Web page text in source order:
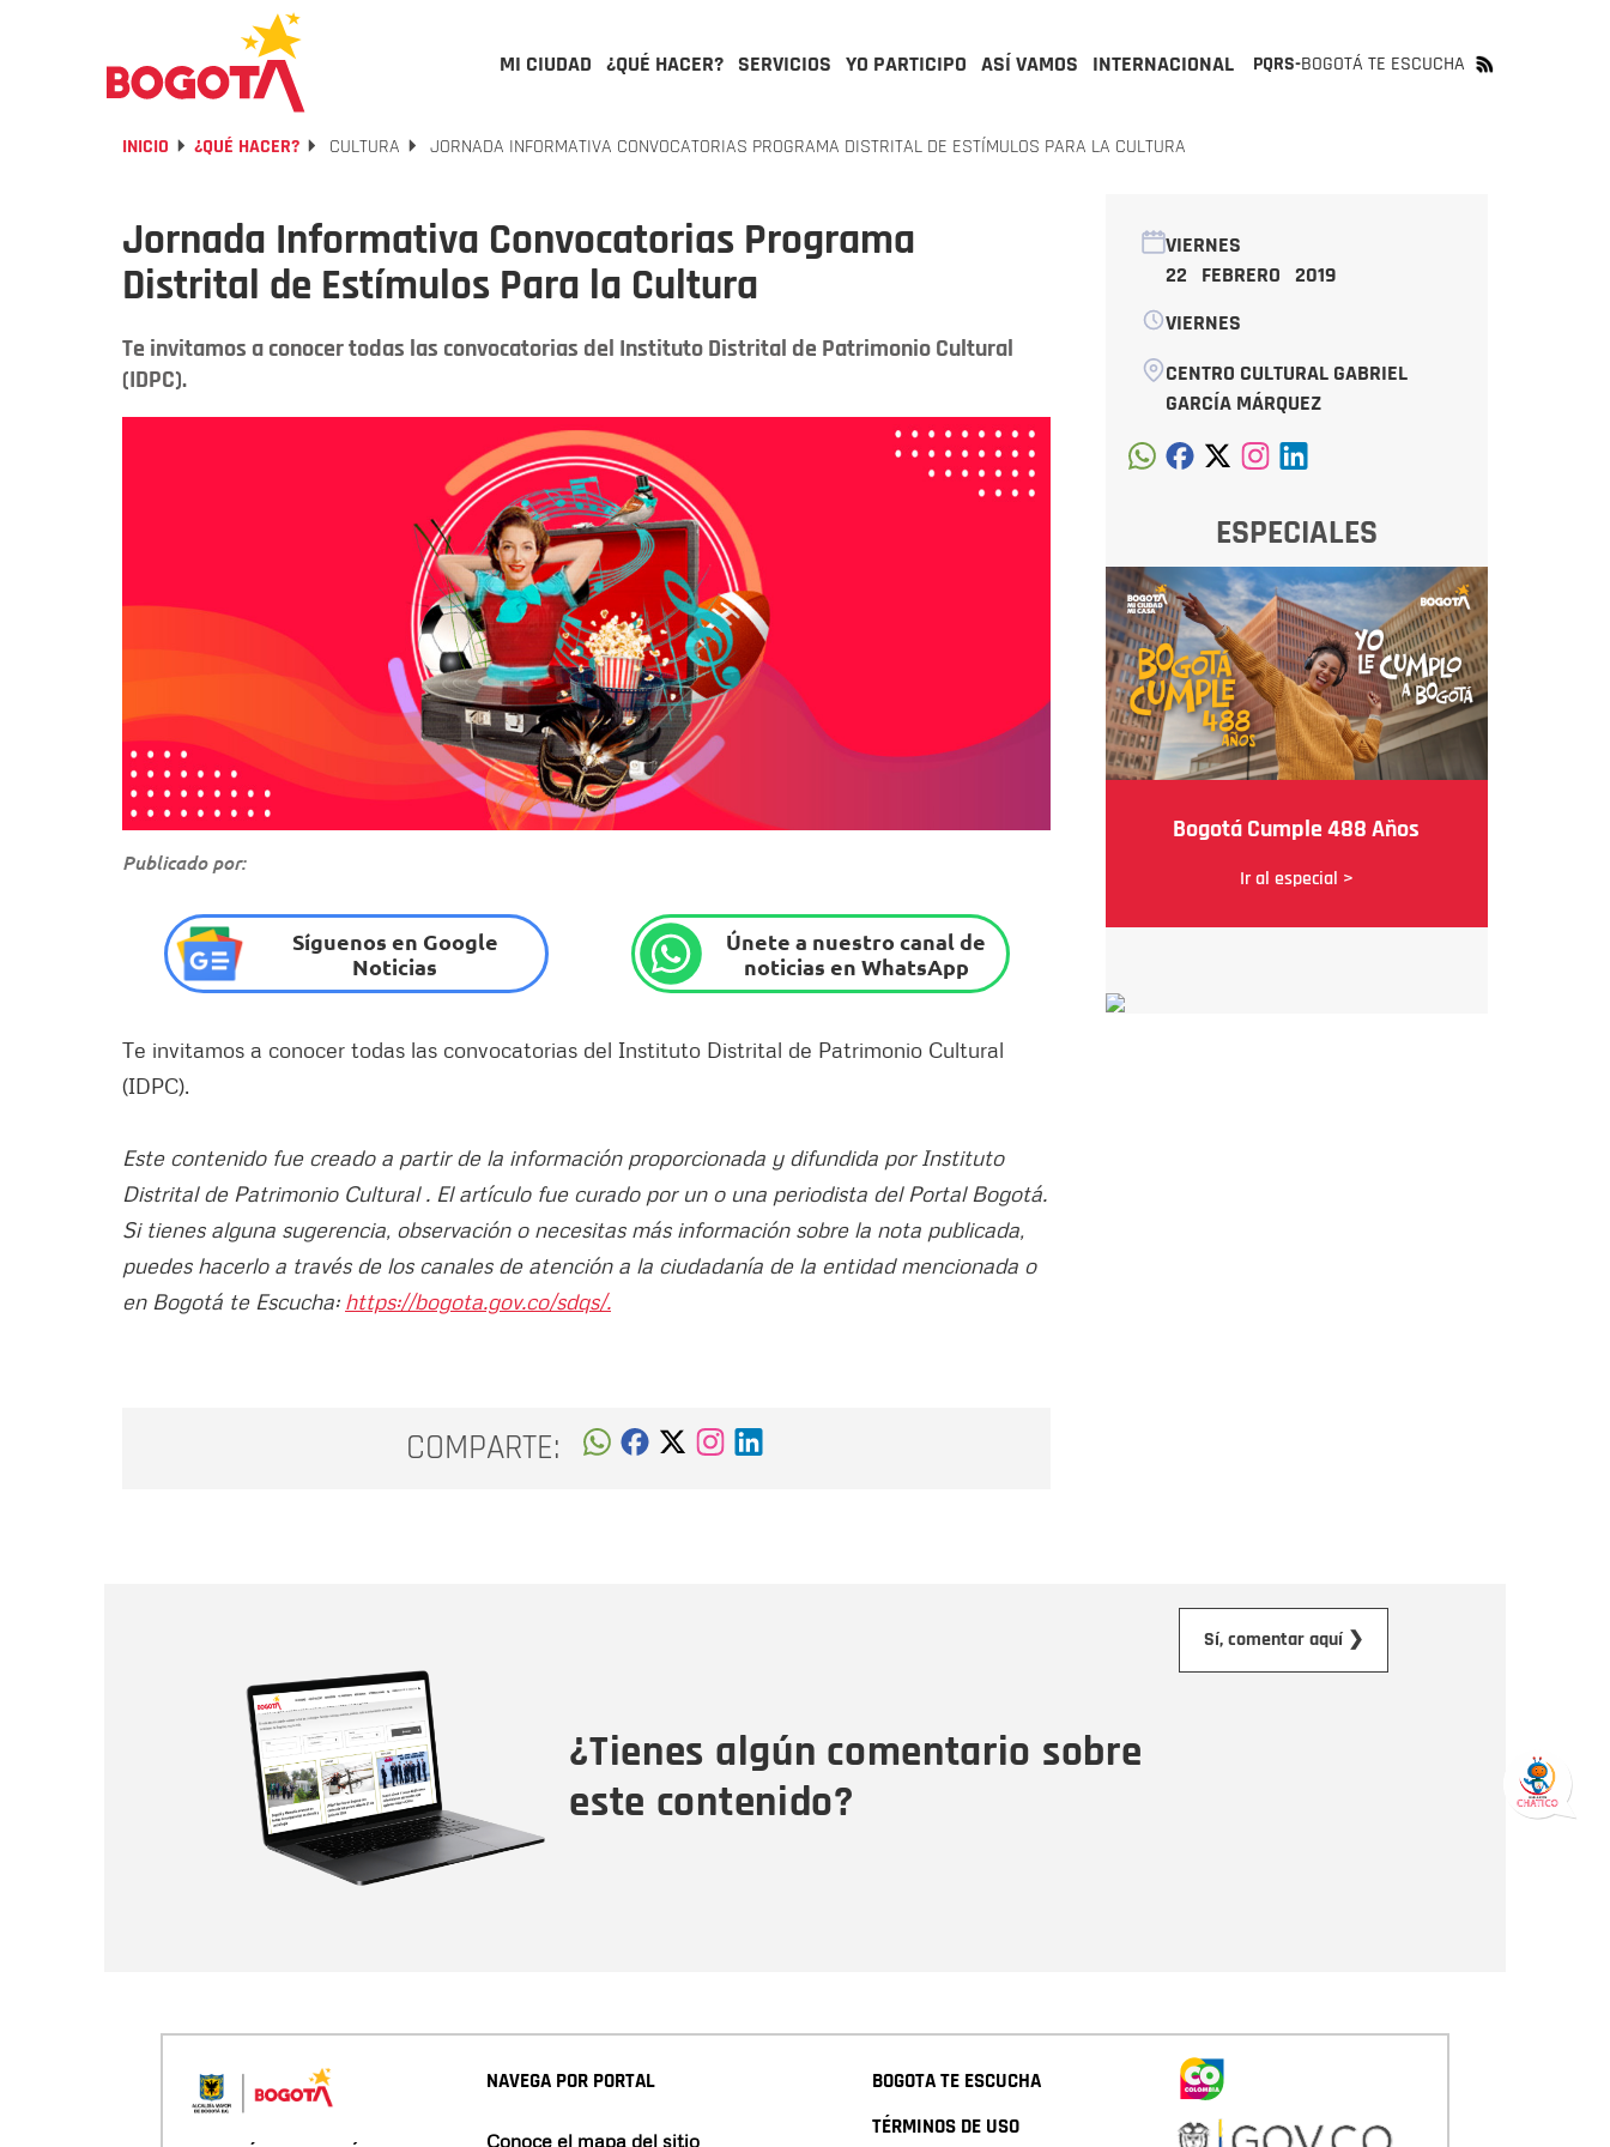
MI CIUDAD ¿QUÉ HACER? SERVICIOS YO PARTICIPO ASÍ VAMOS INTERNACIONAL PQRS-BOGOTÁ TE ESCUCHA
INICIO ¿QUÉ HACER? CULTURA JORNADA INFORMATIVA CONVOCATORIAS PROGRAMA DISTRITAL DE ESTÍMULOS PARA LA CULTURA
Jornada Informativa Convocatorias Programa
Distrital de Estímulos Para la Cultura
Te invitamos a conocer todas las convocatorias del Instituto Distrital de Patrimonio Cultural
(IDPC).
Publicado por:
Síguenos en Google
Noticias
Únete a nuestro canal de
noticias en WhatsApp
Te invitamos a conocer todas las convocatorias del Instituto Distrital de Patrimonio Cultural
(IDPC).
Este contenido fue creado a partir de la información proporcionada y difundida por Instituto
Distrital de Patrimonio Cultural . El artículo fue curado por un o una periodista del Portal Bogotá.
Si tienes alguna sugerencia, observación o necesitas más información sobre la nota publicada,
puedes hacerlo a través de los canales de atención a la ciudadanía de la entidad mencionada o
en Bogotá te Escucha: https://bogota.gov.co/sdqs/.
COMPARTE:
VIERNES
22 FEBRERO 2019
VIERNES
CENTRO CULTURAL GABRIEL
GARCÍA MÁRQUEZ
ESPECIALES
Bogotá Cumple 488 Años
Ir al especial >
¿Tienes algún comentario sobre
este contenido?
Sí, comentar aquí ❯
NAVEGA POR PORTAL
Conoce el mapa del sitio
BOGOTA TE ESCUCHA
TÉRMINOS DE USO